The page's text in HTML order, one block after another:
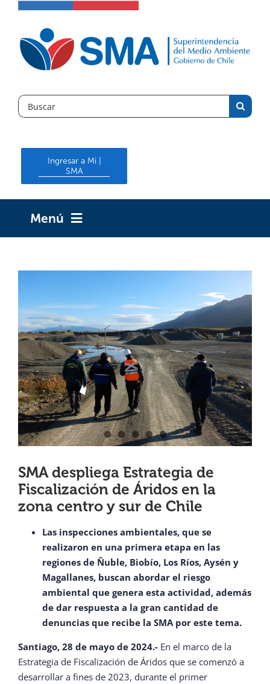
content
Search
for:
Ingresar a Mi |
SMA
Menú
OFICINAS REGIONALES
DOCUMENTOS
SALA DE PRENSA
CONTACTO
Image
SMA despliega Estrategia de
Fiscalización de Áridos en la
zona centro y sur de Chile
Las inspecciones ambientales, que se
realizaron en una primera etapa en las
regiones de Ñuble, Biobío, Los Ríos, Aysén y
Magallanes, buscan abordar el riesgo
ambiental que genera esta actividad, además
de dar respuesta a la gran cantidad de
denuncias que recibe la SMA por este tema.
Santiago, 28 de mayo de 2024.- En el marco de la
Estrategia de Fiscalización de Áridos que se comenzó a
desarrollar a fines de 2023, durante el primer